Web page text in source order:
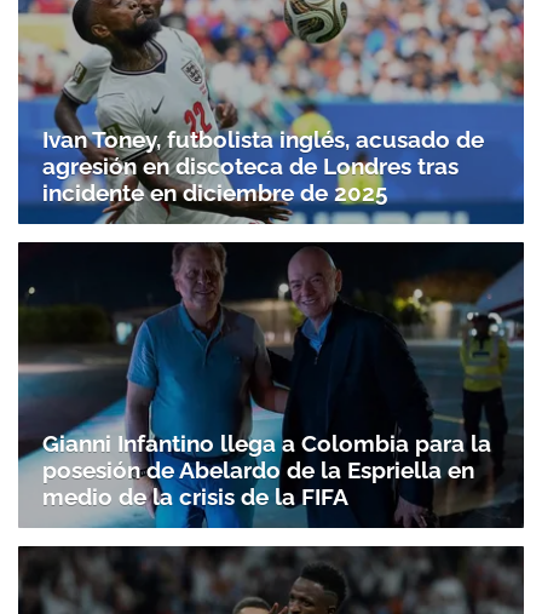
Ivan Toney, futbolista inglés, acusado de
agresión en discoteca de Londres tras
incidente en diciembre de 2025
Gianni Infantino llega a Colombia para la
posesión de Abelardo de la Espriella en
medio de la crisis de la FIFA